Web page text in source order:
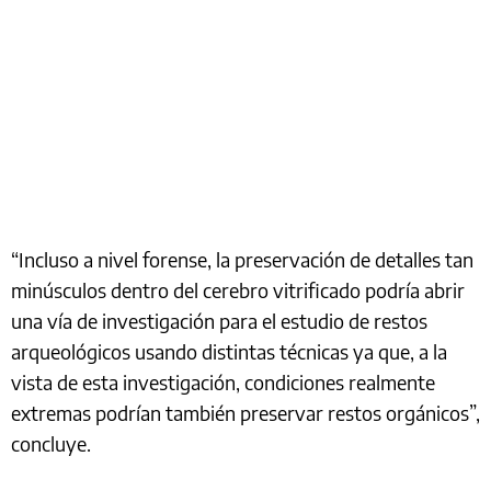
“Incluso a nivel forense, la preservación de detalles tan
minúsculos dentro del cerebro vitrificado podría abrir
una vía de investigación para el estudio de restos
arqueológicos usando distintas técnicas ya que, a la
vista de esta investigación, condiciones realmente
extremas podrían también preservar restos orgánicos”,
concluye.